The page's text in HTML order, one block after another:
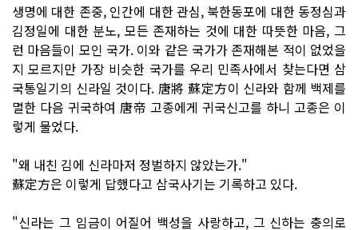
생명에 대한 존중, 인간에 대한 관심, 북한동포에 대한 동정심과
김정일에 대한 분노, 모든 존재하는 것에 대한 따뜻한 마음, 그
런 마음들이 모인 국가. 이와 같은 국가가 존재해본 적이 없었을
지 모르지만 가장 비슷한 국가를 우리 민족사에서 찾는다면 삼
국통일기의 신라일 것이다. 唐將 蘇定方이 신라와 함께 백제를
멸한 다음 귀국하여 唐帝 고종에게 귀국신고를 하니 고종은 이
렇게 물었다.
"왜 내친 김에 신라마저 정벌하지 않았는가."
蘇定方은 이렇게 답했다고 삼국사기는 기록하고 있다.
"신라는 그 임금이 어질어 백성을 사랑하고, 그 신하는 충의로